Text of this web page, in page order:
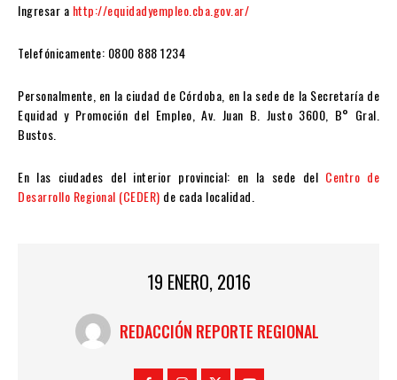
Ingresar a http://equidadyempleo.cba.gov.ar/
Telefónicamente: 0800 888 1234
Personalmente, en la ciudad de Córdoba, en la sede de la Secretaría de
Equidad y Promoción del Empleo, Av. Juan B. Justo 3600, B° Gral.
Bustos.
En las ciudades del interior provincial: en la sede del Centro de
Desarrollo Regional (CEDER) de cada localidad.
19 ENERO, 2016
REDACCIÓN REPORTE REGIONAL